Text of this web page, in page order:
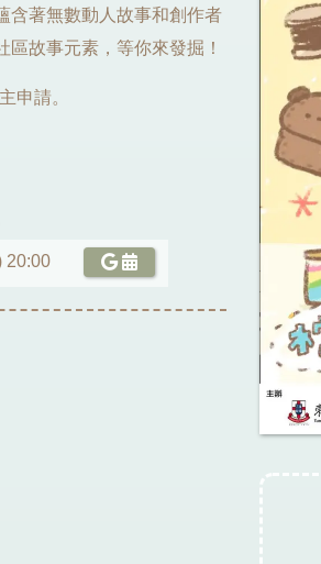
含著無數動人故事和創作者
故事元素，等你來發掘！
申請。
20:00